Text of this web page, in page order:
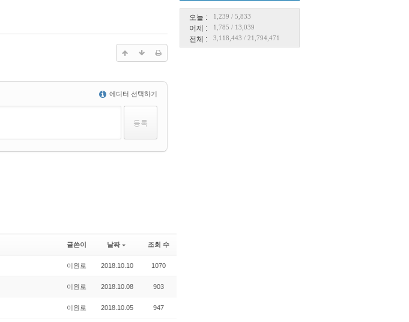
오늘 : 1,239 / 5,833
어제 : 1,785 / 13,039
전체 : 3,118,443 / 21,794,471
에디터 선택하기
글쓴이 날짜 조회 수
이원로 2018.10.10 1070
이원로 2018.10.08 903
이원로 2018.10.05 947